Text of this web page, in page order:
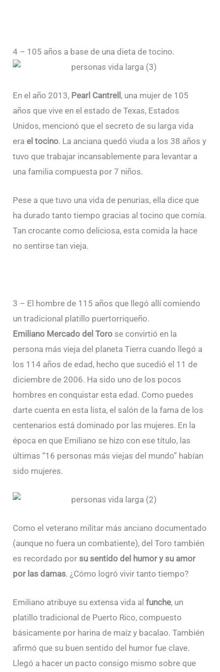
4 – 105 años a base de una dieta de tocino.
En el año 2013, Pearl Cantrell , una mujer de 105
años que vive en el estado de Texas, Estados
Unidos, mencionó que el secreto de su larga vida
erael tocino. La anciana quedó viuda a los 38 años y
tuvo que trabajar incansablemente para levantar a
una familia compuesta por 7 niños.
Pese a que tuvo una vida de penurias, ella dice que
ha durado tanto tiempo gracias al tocino que comía.
Tan crocante como deliciosa, esta comida la hace
no sentirse tan vieja.
3 – El hombre de 115 años que llegó allí comiendo
un tradicional platillo puertorriqueño.
Emiliano Mercado del Toro se convirtió en la
persona más vieja del planeta Tierra cuando llegó a
los 114 años de edad, hecho que sucedió el 11 de
diciembre de 2006. Ha sido uno de los pocos
hombres en conquistar esta edad. Como puedes
darte cuenta en esta lista, el salón de la fama de los
centenarios está dominado por las mujeres. En la
época en que Emiliano se hizo con ese título, las
últimas “16 personas más viejas del mundo” habían
sido mujeres.
Como el veterano militar más anciano documentado
(aunque no fuera un combatiente), del Toro también
es recordado por su sentido del humor y su amor
por las damas. ¿Cómo logró vivir tanto tiempo?
Emiliano atribuye su extensa vida alfunche, un
platillo tradicional de Puerto Rico, compuesto
básicamente por harina de maíz y bacalao. También
afirmó que su buen sentido del humor fue clave.
Llegó a hacer un pacto consigo mismo sobre que